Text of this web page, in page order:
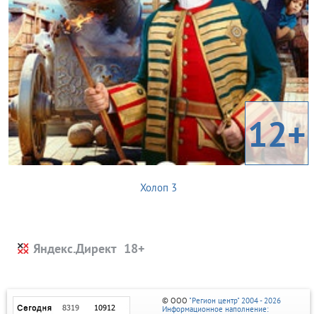
12+
Холоп 3
Яндекс.Директ
© ООО "Регион центр" 2004 - 2026
Информационное наполнение: